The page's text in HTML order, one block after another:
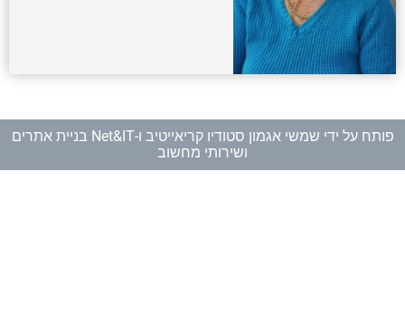
פותח על ידי שמשי אגמון סטודיו קריאייטיב ו-
Net&IT בניית אתרים
ושירותי מחשוב